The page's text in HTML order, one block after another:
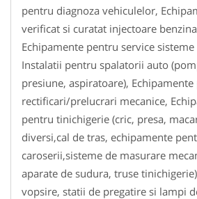
pentru diagnoza vehiculelor,
verificat si curatat injectoare
Echipamente pentru service
Instalatii pentru spalatorii auto
presiune, aspiratoare),
rectificari/prelucrari mecanice,
pentru tinichigerie (cric, presa,
diversi,cal de tras, echipamente
caroserii,sisteme de masurare
aparate de sudura, truse
vopsire, statii de pregatire si lampi